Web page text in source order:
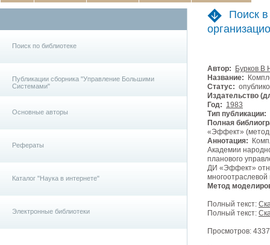
Поиск по библиотеке
Публикации сборника "Управление Большими
Системами"
Основные авторы
Рефераты
Каталог "Наука в интернете"
Электронные библиотеки
Поиск
Автор:
Бурков В
Название:
Статус:
Издательство
Год: 1983
Тип публикации:
Полная
«Эффект»
Аннотация:
Академии
планового
ДИ «Эффект»
Метод
Полный текст:
Полный текст:
Просмотров: